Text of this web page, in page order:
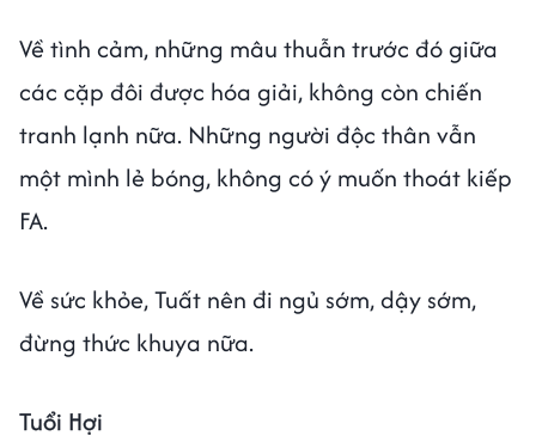
Về tình cảm, những mâu thuẫn trước đó giữa
các cặp đôi được hóa giải, không còn chiến
tranh lạnh nữa. Những người độc thân vẫn
một mình lẻ bóng, không có ý muốn thoát kiếp
FA.
Về sức khỏe, Tuất nên đi ngủ sớm, dậy sớm,
đừng thức khuya nữa.
Tuổi Hợi